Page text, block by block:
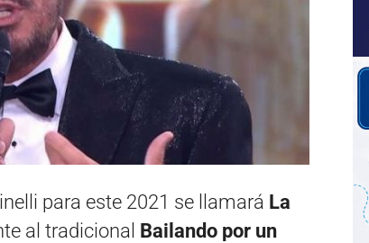
para este 2021 se llamará La
al tradicional Bailando por un